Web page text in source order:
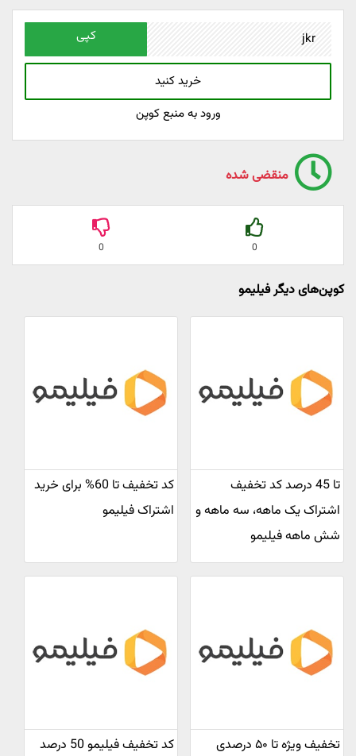
کپی
خرید کنید
ورود به منبع کوپن
منقضی شده
0
0
کوپن‌های دیگر فیلیمو
تا 45 درصد کد تخفیف
اشتراک یک ماهه، سه ماهه و
شش ماهه فیلیمو
کد تخفیف تا 60% برای خرید
اشتراک فیلیمو
تخفیف ویژه تا ۵۰ درصدی
کد تخفیف فیلیمو 50 درصد